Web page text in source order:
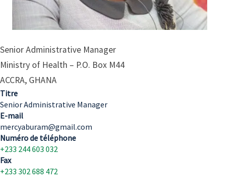
Senior Administrative Manager
Ministry of Health – P.O. Box M44
ACCRA, GHANA
Titre
Senior Administrative Manager
E-mail
mercyaburam@gmail.com
Numéro de téléphone
+233 244 603 032
Fax
+233 302 688 472